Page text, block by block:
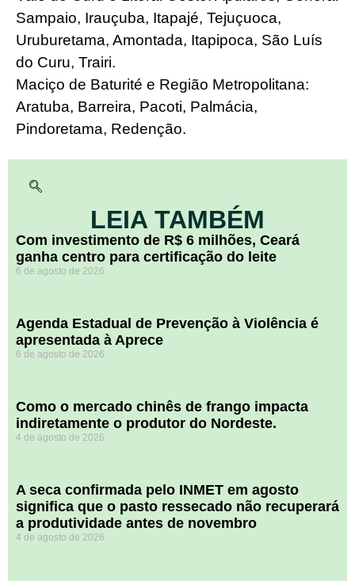
Sampaio, Irauçuba, Itapajé, Tejuçuoca,
Uruburetama, Amontada, Itapipoca, São Luís
do Curu, Trairi.
​Maciço de Baturité e Região Metropolitana:
Aratuba, Barreira, Pacoti, Palmácia,
Pindoretama, Redenção.
LEIA TAMBÉM
Com investimento de R$ 6 milhões, Ceará
ganha centro para certificação do leite
6 de agosto de 2026
Agenda Estadual de Prevenção à Violência é
apresentada à Aprece
6 de agosto de 2026
​Como o mercado chinês de frango impacta
indiretamente o produtor do Nordeste.
4 de agosto de 2026
A seca confirmada pelo INMET em agosto
significa que o pasto ressecado não recuperará
a produtividade antes de novembro
4 de agosto de 2026